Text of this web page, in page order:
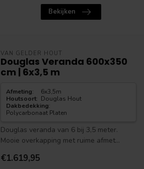
Bekijken
VAN GELDER HOUT
Douglas Veranda 600x350
cm | 6x3,5 m
Afmeting:
6x3,5m
Houtsoort: Douglas Hout
Dakbedekking:
Polycarbonaat Platen
Douglas veranda van 6 bij 3,5 meter.
Mooie overkapping met ruime afmet...
€1.619,95